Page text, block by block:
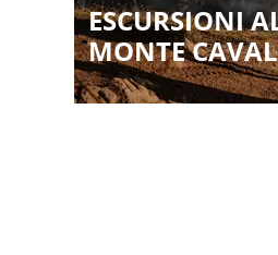
ESCURSIONI
MONTE